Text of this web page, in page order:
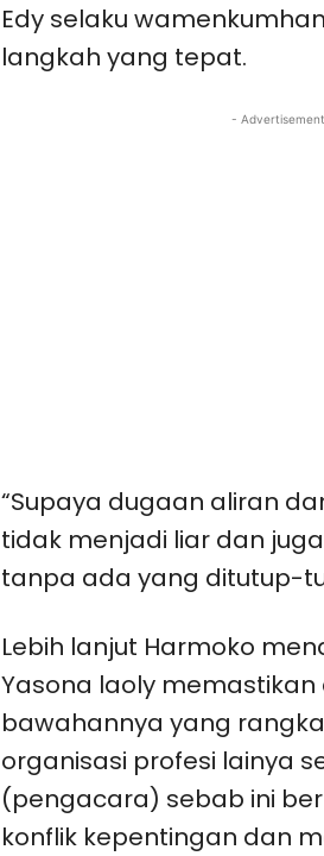
Edy selaku
langkah yang tepat.
-
“Supaya dugaan aliran
tidak menjadi liar dan
tanpa ada yang ditutup-
Lebih lanjut Harmoko
Yasona laoly
bawahannya yang
organisasi profesi lainya
(pengacara) sebab ini
konflik kepentingan dan